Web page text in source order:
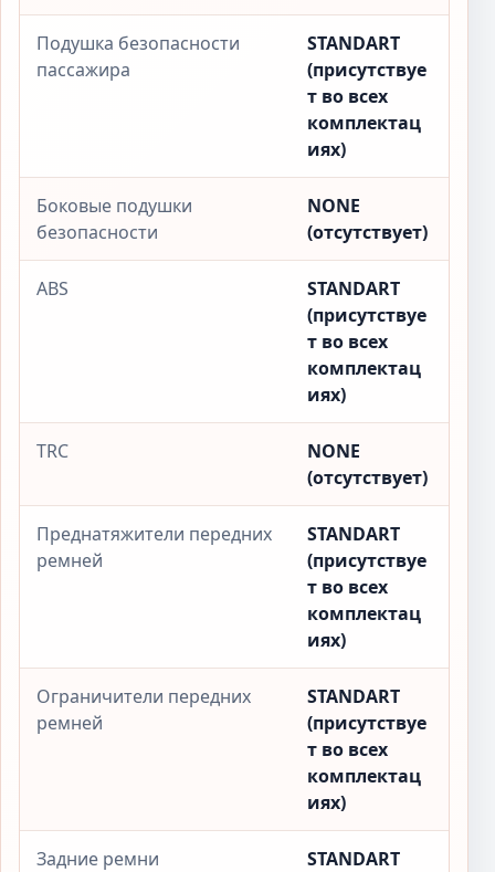
Подушка безопасности
пассажира
STANDART
(присутствуе
т во всех
комплектац
иях)
Боковые подушки
безопасности
NONE
(отсутствует)
ABS
STANDART
(присутствуе
т во всех
комплектац
иях)
TRC
NONE
(отсутствует)
Преднатяжители передних
ремней
STANDART
(присутствуе
т во всех
комплектац
иях)
Ограничители передних
ремней
STANDART
(присутствуе
т во всех
комплектац
иях)
Задние ремни
STANDART